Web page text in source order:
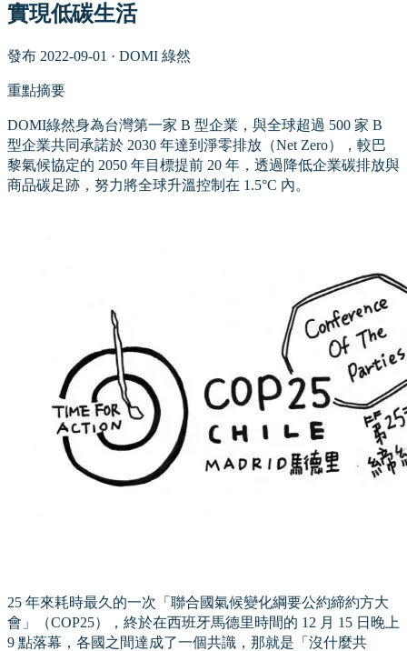
實現低碳生活
發布 2022-09-01 · DOMI 綠然
重點摘要
DOMI綠然身為台灣第一家 B 型企業，與全球超過 500 家 B
型企業共同承諾於 2030 年達到淨零排放（Net Zero），較巴
黎氣候協定的 2050 年目標提前 20 年，透過降低企業碳排放與
商品碳足跡，努力將全球升溫控制在 1.5°C 內。
25 年來耗時最久的一次「聯合國氣候變化綱要公約締約方大
會」（COP25），終於在西班牙馬德里時間的 12 月 15 日晚上
9 點落幕，各國之間達成了一個共識，那就是「沒什麼共